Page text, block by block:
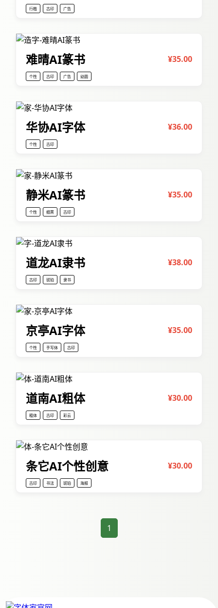
行楷 古印 广告
难晴AI篆书 ¥35.00
个性 古印 广告 幼圆
华协AI字体 ¥36.00
个性 古印
静米AI篆书 ¥35.00
个性 细黑 古印
道龙AI隶书 ¥38.00
古印 琥珀 隶书
京亭AI字体 ¥35.00
个性 手写体 古印
道南AI粗体 ¥30.00
粗体 古印 彩云
条它AI个性创意 ¥30.00
古印 书法 琥珀 海报
1